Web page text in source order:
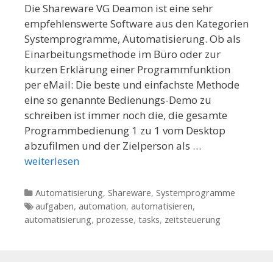
Die Shareware VG Deamon ist eine sehr
empfehlenswerte Software aus den Kategorien
Systemprogramme, Automatisierung. Ob als
Einarbeitungsmethode im Büro oder zur
kurzen Erklärung einer Programmfunktion
per eMail: Die beste und einfachste Methode
eine so genannte Bedienungs-Demo zu
schreiben ist immer noch die, die gesamte
Programmbedienung 1 zu 1 vom Desktop
abzufilmen und der Zielperson als …
weiterlesen
Kategorien
Automatisierung, Shareware, Systemprogramme
Tags
aufgaben, automation, automatisieren,
automatisierung, prozesse, tasks, zeitsteuerung